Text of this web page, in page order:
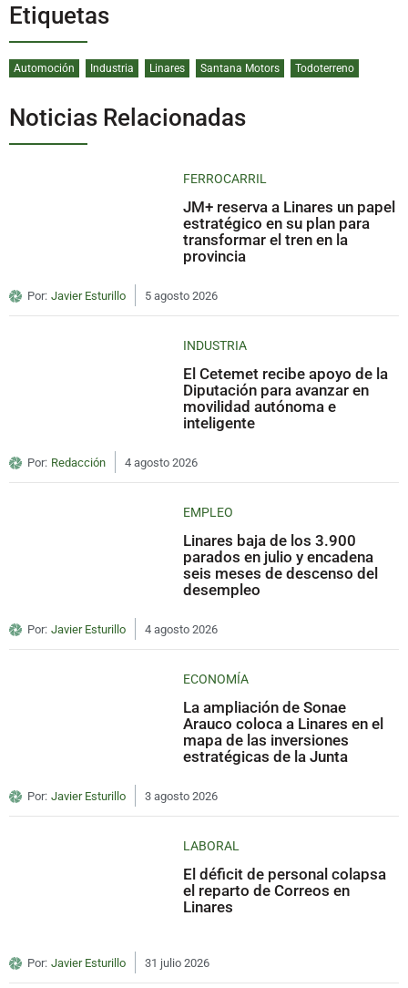
Etiquetas
Automoción Industria Linares Santana Motors Todoterreno
Noticias Relacionadas
FERROCARRIL
JM+ reserva a Linares un papel
estratégico en su plan para
transformar el tren en la
provincia
Por: Javier Esturillo 5 agosto 2026
INDUSTRIA
El Cetemet recibe apoyo de la
Diputación para avanzar en
movilidad autónoma e
inteligente
Por: Redacción 4 agosto 2026
EMPLEO
Linares baja de los 3.900
parados en julio y encadena
seis meses de descenso del
desempleo
Por: Javier Esturillo 4 agosto 2026
ECONOMÍA
La ampliación de Sonae
Arauco coloca a Linares en el
mapa de las inversiones
estratégicas de la Junta
Por: Javier Esturillo 3 agosto 2026
LABORAL
El déficit de personal colapsa
el reparto de Correos en
Linares
Por: Javier Esturillo 31 julio 2026